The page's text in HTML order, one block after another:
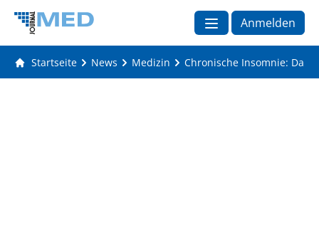
Anmelden
Startseite News Medizin Chronische Insomnie: